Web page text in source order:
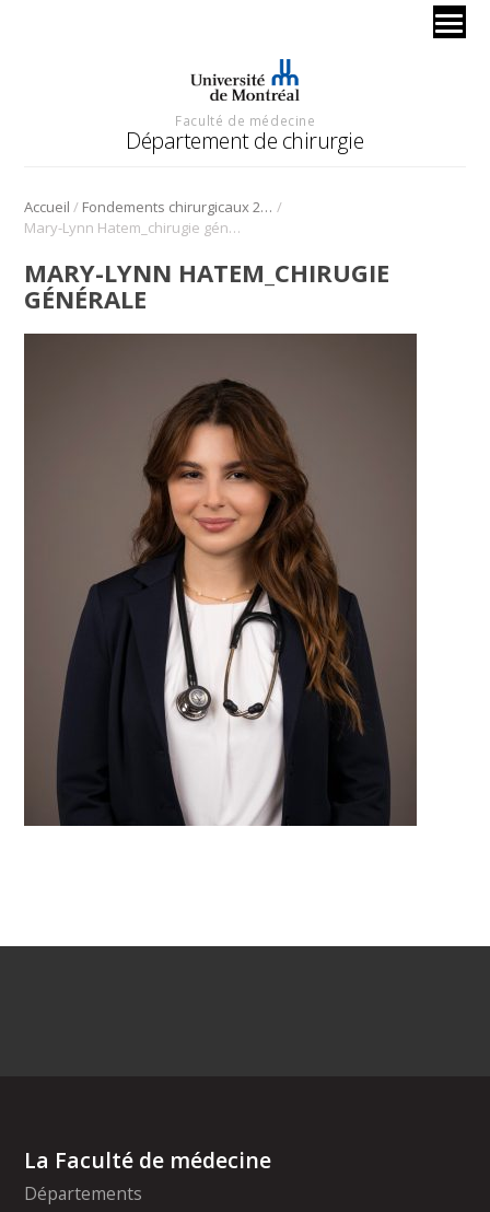
Faculté de médecine
Département de chirurgie
Accueil / Fondements chirurgicaux 2024 – chirurgie générale /
Mary-Lynn Hatem_chirugie générale
MARY-LYNN HATEM_CHIRUGIE
GÉNÉRALE
La Faculté de médecine
Départements